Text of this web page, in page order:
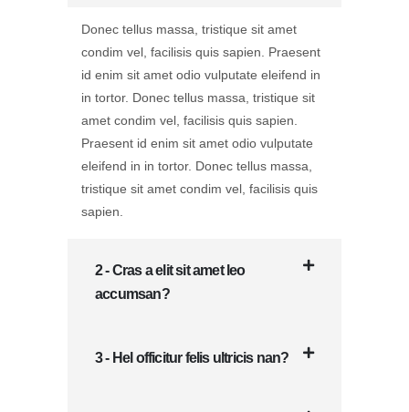
Donec tellus massa, tristique sit amet
condim vel, facilisis quis sapien. Praesent
id enim sit amet odio vulputate eleifend in
in tortor. Donec tellus massa, tristique sit
amet condim vel, facilisis quis sapien.
Praesent id enim sit amet odio vulputate
eleifend in in tortor. Donec tellus massa,
tristique sit amet condim vel, facilisis quis
sapien.
2 - Cras a elit sit amet leo
accumsan?
3 - Hel officitur felis ultricis nan?